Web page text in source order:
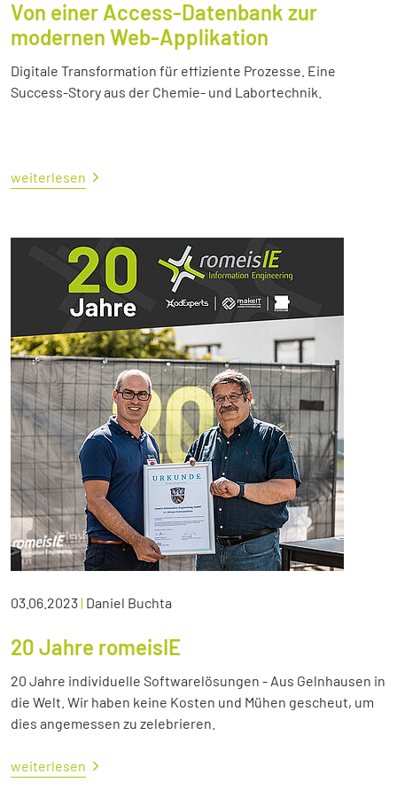
Von einer Access-Datenbank zur
modernen Web-Applikation
Digitale Transformation für effiziente Prozesse. Eine
Success-Story aus der Chemie- und Labortechnik.
weiterlesen
03.06.2023| Daniel Buchta
20 Jahre romeisIE
20 Jahre individuelle Softwarelösungen - Aus Gelnhausen in
die Welt. Wir haben keine Kosten und Mühen gescheut, um
dies angemessen zu zelebrieren.
weiterlesen